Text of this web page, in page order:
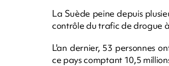
La Suède peine depuis
contrôle du trafic de drogue
L'an dernier, 53 personnes
ce pays comptant 10,5